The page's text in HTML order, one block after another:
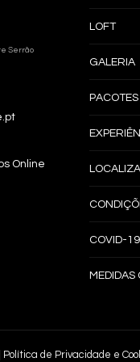
Serrão
LOFT
GALERIA
PACOTES
COVID-19
MEDIDAS
Política de Privacidade e